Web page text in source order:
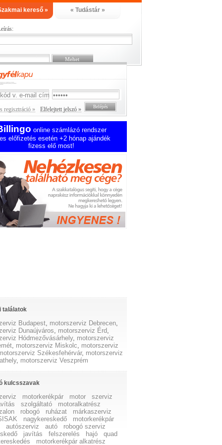
kereső » « Tudástár »
regisztráció » Elfelejtett jelszó »
online számlázó rendszer
előfizetés esetén +2 hónap ajándék
fizess elő most!
találatok
Budapest, motorszerviz Debrecen,
Dunaújváros, motorszerviz Érd,
Hódmezővásárhely, motorszerviz
, motorszerviz Miskolc, motorszerviz
Székesfehérvár, motorszerviz
, motorszerviz Veszprém
kulcsszavak
motorkerékpár motor
szerviz
szolgáltató
motoralkatrész
robogó ruházat
márkaszerviz
nagykereskedő
motorkerékpár
autószerviz autó
robogó szerviz
javítás felszerelés hajó
quad
motorkerékpár alkatrész